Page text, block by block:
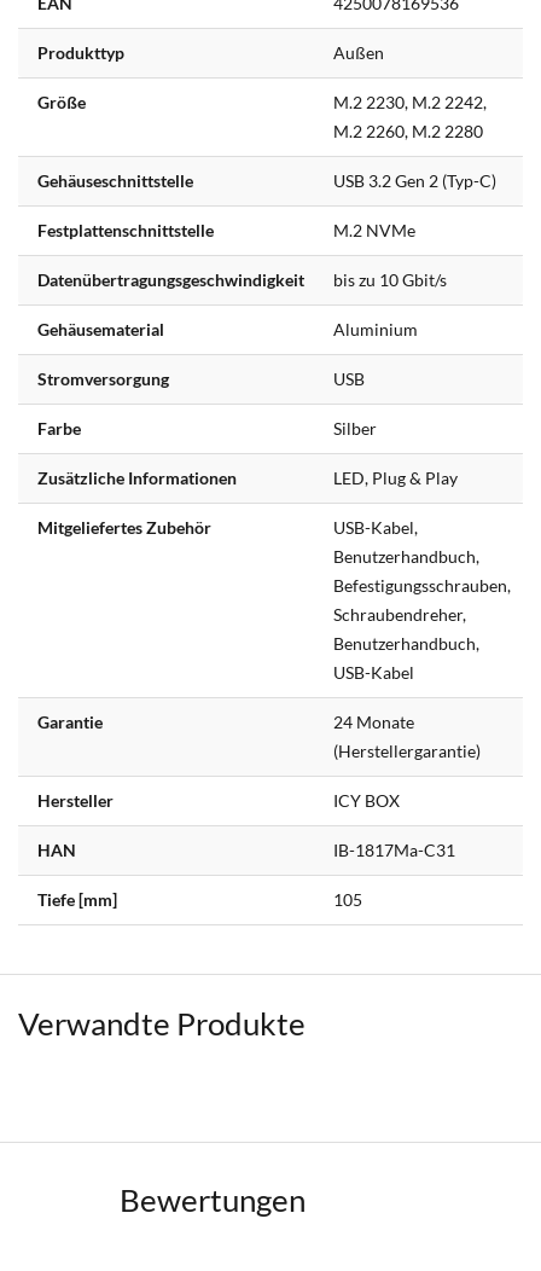
Produkttyp Außen
Größe
M.2 2230, M.2 2242,
M.2 2260, M.2 2280
Gehäuseschnittstelle USB 3.2 Gen 2 (Typ-C)
Festplattenschnittstelle M.2 NVMe
Datenübertragungsgeschwindigkeit bis zu 10 Gbit/s
Gehäusematerial Aluminium
Stromversorgung USB
Farbe Silber
Zusätzliche Informationen LED, Plug & Play
Mitgeliefertes Zubehör
USB-Kabel,
Benutzerhandbuch,
Befestigungsschrauben,
Schraubendreher,
Benutzerhandbuch,
USB-Kabel
Garantie
24 Monate
(Herstellergarantie)
Hersteller ICY BOX
HAN IB-1817Ma-C31
Tiefe [mm] 105
Verwandte Produkte
Bewertungen